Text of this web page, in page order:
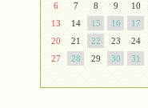
6
7 8 9 10
13
14 15 16 17
20
21 22 23 24
27
28 29 30 31